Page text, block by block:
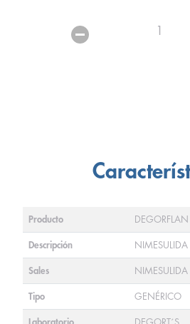
1
Producto DEGORFLAN
Descripción
Sales NIMESULIDA
Tipo GENÉRICO